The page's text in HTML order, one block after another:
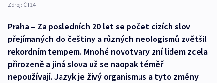
Zdroj: ČT24
Praha – Za posledních 20 let se počet cizích slov
přejímaných do češtiny a různých neologismů zvětšil
rekordním tempem. Mnohé novotvary zní lidem zcela
přirozeně a jiná slova už se naopak téměř
nepoužívají. Jazyk je živý organismus a tyto změny